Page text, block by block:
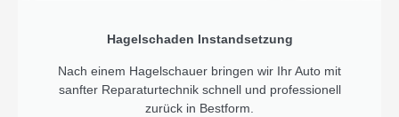
Hagelschaden Instandsetzung
Nach einem Hagelschauer bringen wir Ihr Auto mit
sanfter Reparaturtechnik schnell und professionell
zurück in Bestform.